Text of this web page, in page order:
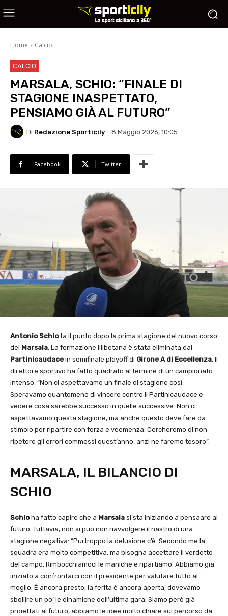
Home Calcio
CALCIO
MARSALA, SCHIO: “FINALE DI
STAGIONE INASPETTATO,
PENSIAMO GIÀ AL FUTURO”
Di Redazione Sporticily 8 Maggio 2026, 10:05
Facebook Twitter
Antonio Schiofa il punto dopo la prima stagione del nuovo corso
del Marsala. La formazione lilibetana è stata eliminata dal
Partinicaudace in semifinale playoff di Girone A di Eccellenza. Il
direttore sportivo ha fatto quadrato al termine di un campionato
intenso: “Non ci aspettavamo un finale di stagione così.
Speravamo quantomeno di vincere contro il Partinicaudace e
vedere cosa sarebbe successo in quelle successive. Non ci
aspettavamo questa stagione, ma anche questo deve fare da
stimolo per ripartire con forza e veemenza. Cercheremo di non
ripetere gli errori commessi quest’anno, anzi ne faremo tesoro”.
MARSALA, IL BILANCIO DI
SCHIO
Schioha fatto capire che a Marsala si sta iniziando a pensaare al
futuro. Tuttavia, non si può non riavvolgere il nastro di una
stagione negativa: “Purtroppo la delusione c’è. Secondo me la
squadra era molto competitiva, ma bisogna accettare il verdetto
del campo. Rimbocchiamoci le maniche e ripartiamo. Abbiamo già
iniziato a confrontarci con il presidente per valutare tutto al
meglio. È ancora presto, la ferita è ancora aperta, dovevamo
sbollire un po’ le dinamiche dell’ultima gara. Siamo però già
proiettati al futuro, abbiamo le idee molto chiare sul percorso da